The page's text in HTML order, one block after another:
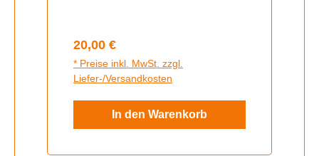
Regulärer Preis:
20,00 €
* Preise inkl. MwSt. zzgl.
Liefer-/Versandkosten
In den Warenkorb